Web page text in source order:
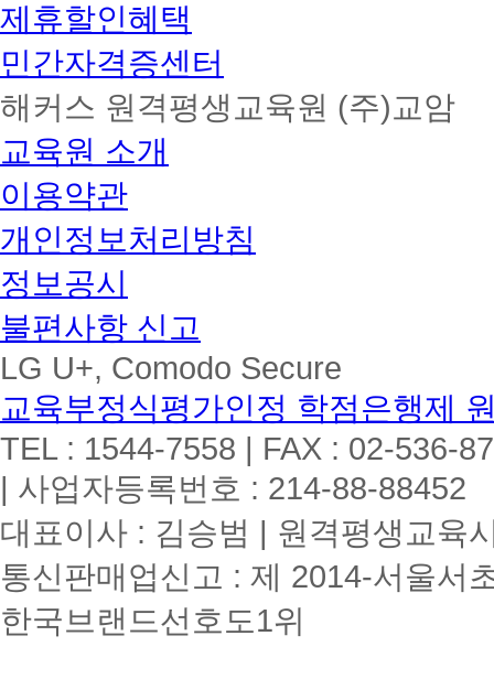
제휴할인혜택
민간자격증센터
해커스 원격평생교육원 (주)교암
교육원 소개
이용약관
개인정보처리방침
정보공시
불편사항 신고
LG U+, Comodo Secure
교육부정식평가인정 학점은행제
TEL : 1544-7558 | FAX : 02-536-
| 사업자등록번호 : 214-88-88452
대표이사 : 김승범 | 원격평생교육
통신판매업신고 : 제 2014-서울서
한국브랜드선호도1위